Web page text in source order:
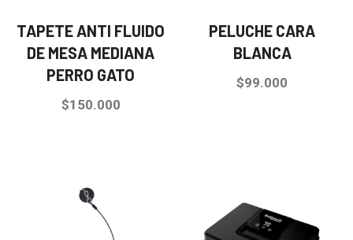
TAPETE ANTI FLUIDO
DE MESA MEDIANA
PERRO GATO
$150.000
PELUCHE CARA
BLANCA
$99.000